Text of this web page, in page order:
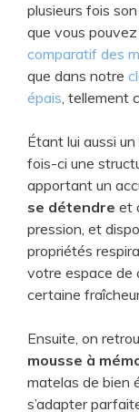
plusieurs fois
que vous
comparatif des
que dans notre
épais, tellement
Étant lui aussi
fois-ci une
apportant un
se détendre et
pression, et
propriétés
votre espace de
certaine
Ensuite, on
mousse à
matelas de bien
s’adapter